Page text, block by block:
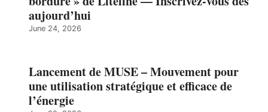
aujourd’hui
June 24, 2026
Lancement de MUSE – Mouvement pour
une utilisation stratégique et efficace de
l’énergie